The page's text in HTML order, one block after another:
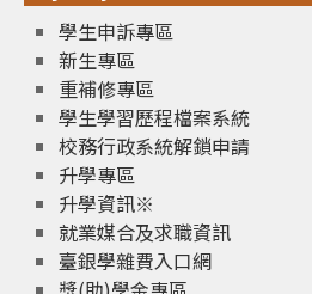
學生申訴專區
新生專區
重補修專區
學生學習歷程檔案系統
校務行政系統解鎖申請
升學專區
升學資訊※
就業媒合及求職資訊
臺銀學雜費入口網